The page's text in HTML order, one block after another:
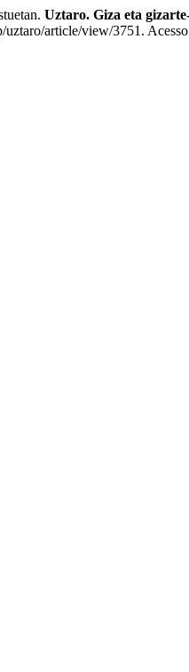
Uztaro. Giza eta
article/view/3751.